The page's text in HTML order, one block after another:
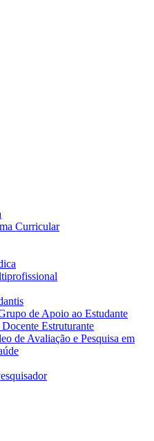
Curricular
de Apoio ao Estudante
Estruturante
de Avaliação e Pesquisa em